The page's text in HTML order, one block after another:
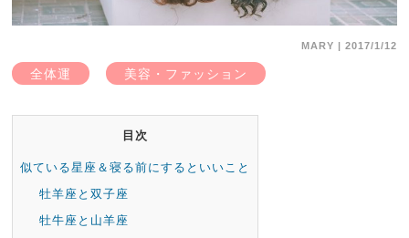
MARY | 2017/1/12
全体運 美容・ファッション
目次
似ている星座＆寝る前にするといいこと
牡羊座と双子座
牡牛座と山羊座